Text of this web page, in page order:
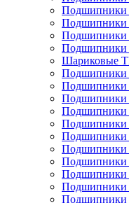
Подшипники
Шариковые
Подшипники
Подшипники
Подшипники
Подшипники
Подшипники
Подшипники
Подшипники
Подшипники
Подшипники
Подшипники
Подшипники